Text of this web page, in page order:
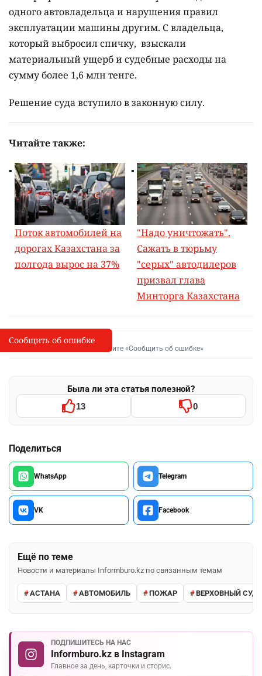
одного автовладельца и нарушения правил
эксплуатации машины другим. С владельца,
который выбросил спичку, взыскали
материальный ущерб и судебные расходы на
сумму более 1,6 млн тенге.
Решение суда вступило в законную силу.
Читайте также:
Поток автомобилей на
дорогах Казахстана за
полгода вырос на 37%
"Надо уничтожать".
Сажать в тюрьму
"серых" автодилеров
призвал глава
Минторга Казахстана
I
Сообщить об опечатке
Выделите фрагмент и нажмите «Сообщить об ошибке»
Была ли эта статья полезной?
13 0
Поделиться
WhatsApp Telegram
VK Facebook
Ещё по теме
Новости и материалы Informburo.kz по связанным темам
АСТАНА АВТОМОБИЛЬ ПОЖАР ВЕРХОВНЫЙ СУД
ПОДПИШИТЕСЬ НА НАС
Informburo.kz в Instagram
Главное за день, карточки и сторис.
Сообщить об ошибке